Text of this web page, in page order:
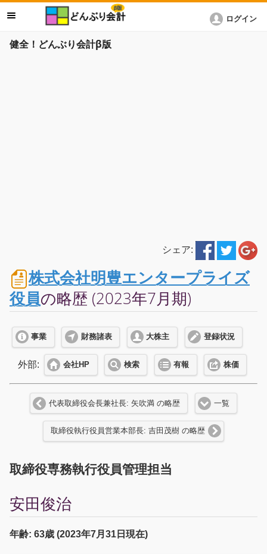
健全！どんぶり会計β版
ログイン
シェア:
株式会社明豊エンタープライズ
役員の略歴 (2023年7月期)
事業 財務諸表 大株主 登録状況
外部: 会社HP 検索 有報 株価
代表取締役会長兼社長: 矢吹満 の略歴 一覧
取締役執行役員営業本部長: 吉田茂樹 の略歴
取締役専務執行役員管理担当
安田俊治
年齢: 63歳 (2023年7月31日現在)